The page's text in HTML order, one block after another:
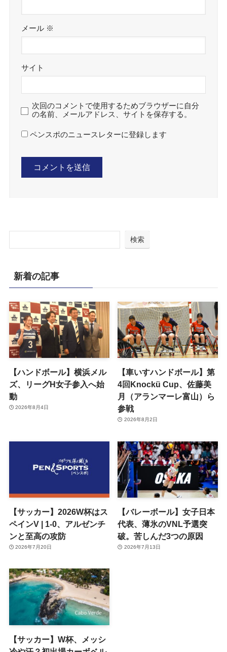
メール ※
サイト
次回のコメントで使用するためブラウザーに自分
の名前、メールアドレス、サイトを保存する。
ペンスポのニュースレターに登録します
検索
新着の記事
【ハンドボール】横浜メル
ズ、リーグH女子参入へ始
動
2026年8月4日
【車いすハンドボール】第
4回Knockü Cup、佐藤美
月（アランマーレ富山）ら
参戦
2026年8月2日
【サッカー】2026W杯はス
ペインV | 1-0、アルゼンチ
ンと至高の攻防
2026年7月20日
【バレーボール】女子日本
代表、薄氷のVNL予選突
破。苦しんだ3つの原因
2026年7月13日
【サッカー】W杯、メッシ